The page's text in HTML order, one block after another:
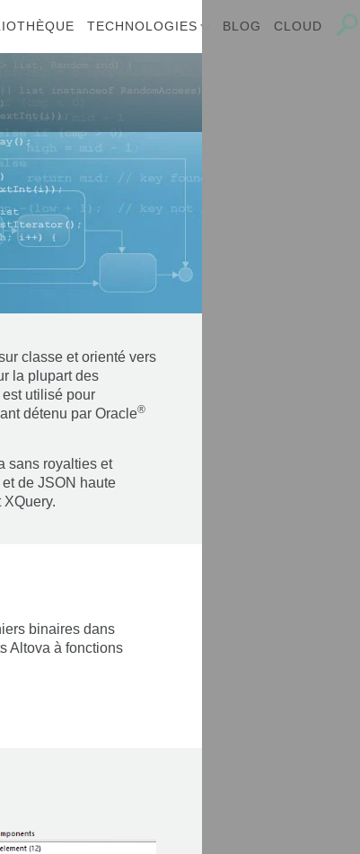
TECHNOLOGIES BLOG CLOUD
classe et orienté vers
la plupart des
utilisé pour
détenu par Oracle®
sans royalties et
de JSON haute
binaires dans
Altova à fonctions